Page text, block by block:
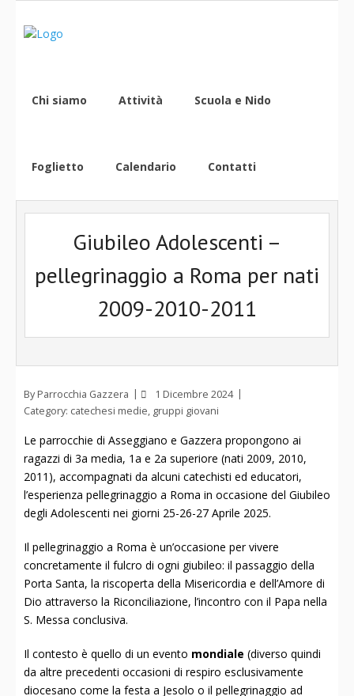
Chi siamo Attività Scuola e Nido
Foglietto Calendario Contatti
Giubileo Adolescenti –
pellegrinaggio a Roma per nati
2009-2010-2011
By Parrocchia Gazzera
1 Dicembre 2024
Category: catechesi medie, gruppi giovani
Le parrocchie di Asseggiano e Gazzera propongono ai
ragazzi di 3a media, 1a e 2a superiore (nati 2009, 2010,
2011), accompagnati da alcuni catechisti ed educatori,
l’esperienza pellegrinaggio a Roma in occasione del Giubileo
degli Adolescenti nei giorni 25-26-27 Aprile 2025.
Il pellegrinaggio a Roma è un’occasione per vivere
concretamente il fulcro di ogni giubileo: il passaggio della
Porta Santa, la riscoperta della Misericordia e dell’Amore di
Dio attraverso la Riconciliazione, l’incontro con il Papa nella
S. Messa conclusiva.
Il contesto è quello di un evento mondiale (diverso quindi
da altre precedenti occasioni di respiro esclusivamente
diocesano come la festa a Jesolo o il pellegrinaggio ad